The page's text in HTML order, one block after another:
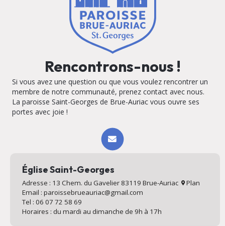
Rencontrons-nous !
Si vous avez une question ou que vous voulez rencontrer un
membre de notre communauté, prenez contact avec nous.
La paroisse Saint-Georges de Brue-Auriac vous ouvre ses
portes avec joie !
Église Saint-Georges
Adresse : 13 Chem. du Gavelier 83119 Brue-Auriac
Plan
Email : paroissebrueauriac@gmail.com
Tel : 06 07 72 58 69
Horaires : du mardi au dimanche de 9h à 17h